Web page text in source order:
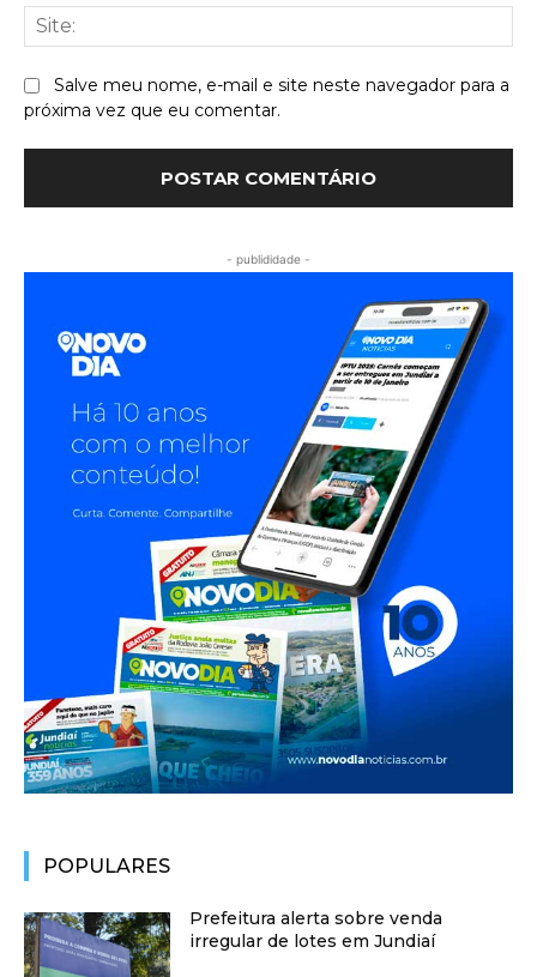
Salve meu nome, e-mail e site neste navegador para a
próxima vez que eu comentar.
- publididade -
POPULARES
Prefeitura alerta sobre venda
irregular de lotes em Jundiaí